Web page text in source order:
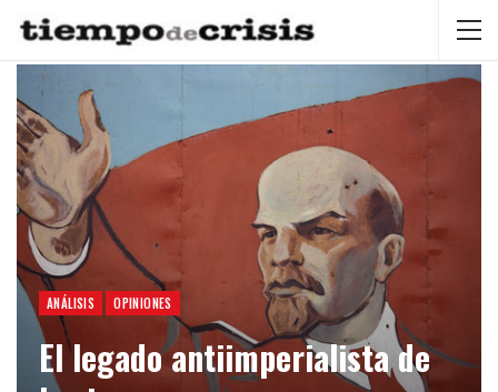
ANÁLISIS OPINIONES
El legado antiimperialista de